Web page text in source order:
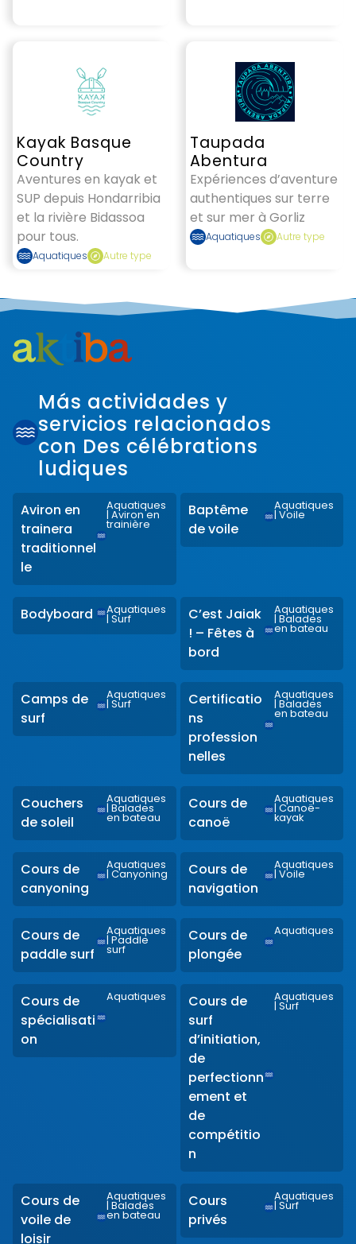
Kayak Basque
Country
Aventures en kayak et
SUP depuis Hondarribia
et la rivière Bidassoa
pour tous.
Aquatiques Autre type
Taupada
Abentura
Expériences d’aventure
authentiques sur terre
et sur mer à Gorliz
Aquatiques Autre type
Más actividades y
servicios relacionados
con Des célébrations
ludiques
Aviron en
trainera
traditionnel
le
Aquatiques
|Aviron en
trainière
Baptême
de voile
Aquatiques
| Voile
Bodyboard Aquatiques
|Surf
C’est Jaiak
! – Fêtes à
bord
Aquatiques
| Balades
en bateau
Camps de
surf
Aquatiques
|Surf
Certificatio
ns
profession
nelles
Aquatiques
| Balades
en bateau
Couchers
de soleil
Aquatiques
|Balades
en bateau
Cours de
canoë
Aquatiques
| Canoë-
kayak
Cours de
canyoning
Aquatiques
|Canyoning
Cours de
navigation
Aquatiques
| Voile
Cours de
paddle surf
Aquatiques
|Paddle
surf
Cours de
plongée
Aquatiques
Cours de
spécialisati
on
Aquatiques
Cours de
surf
d’initiation,
de
perfectionn
ement et
de
compétitio
n
Aquatiques
| Surf
Cours de
voile de
loisir
Aquatiques
|Balades
en bateau
Cours
privés
Aquatiques
| Surf